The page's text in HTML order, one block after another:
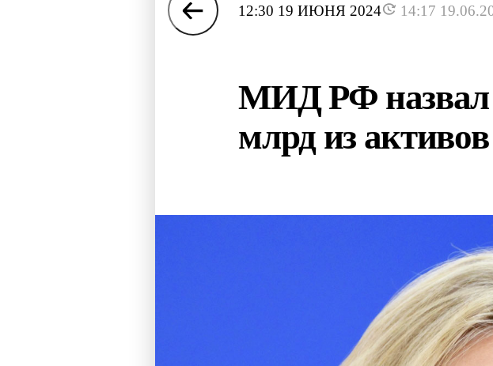
12:30 19 ИЮНЯ 2024 14:17
МИД РФ назвал
млрд из